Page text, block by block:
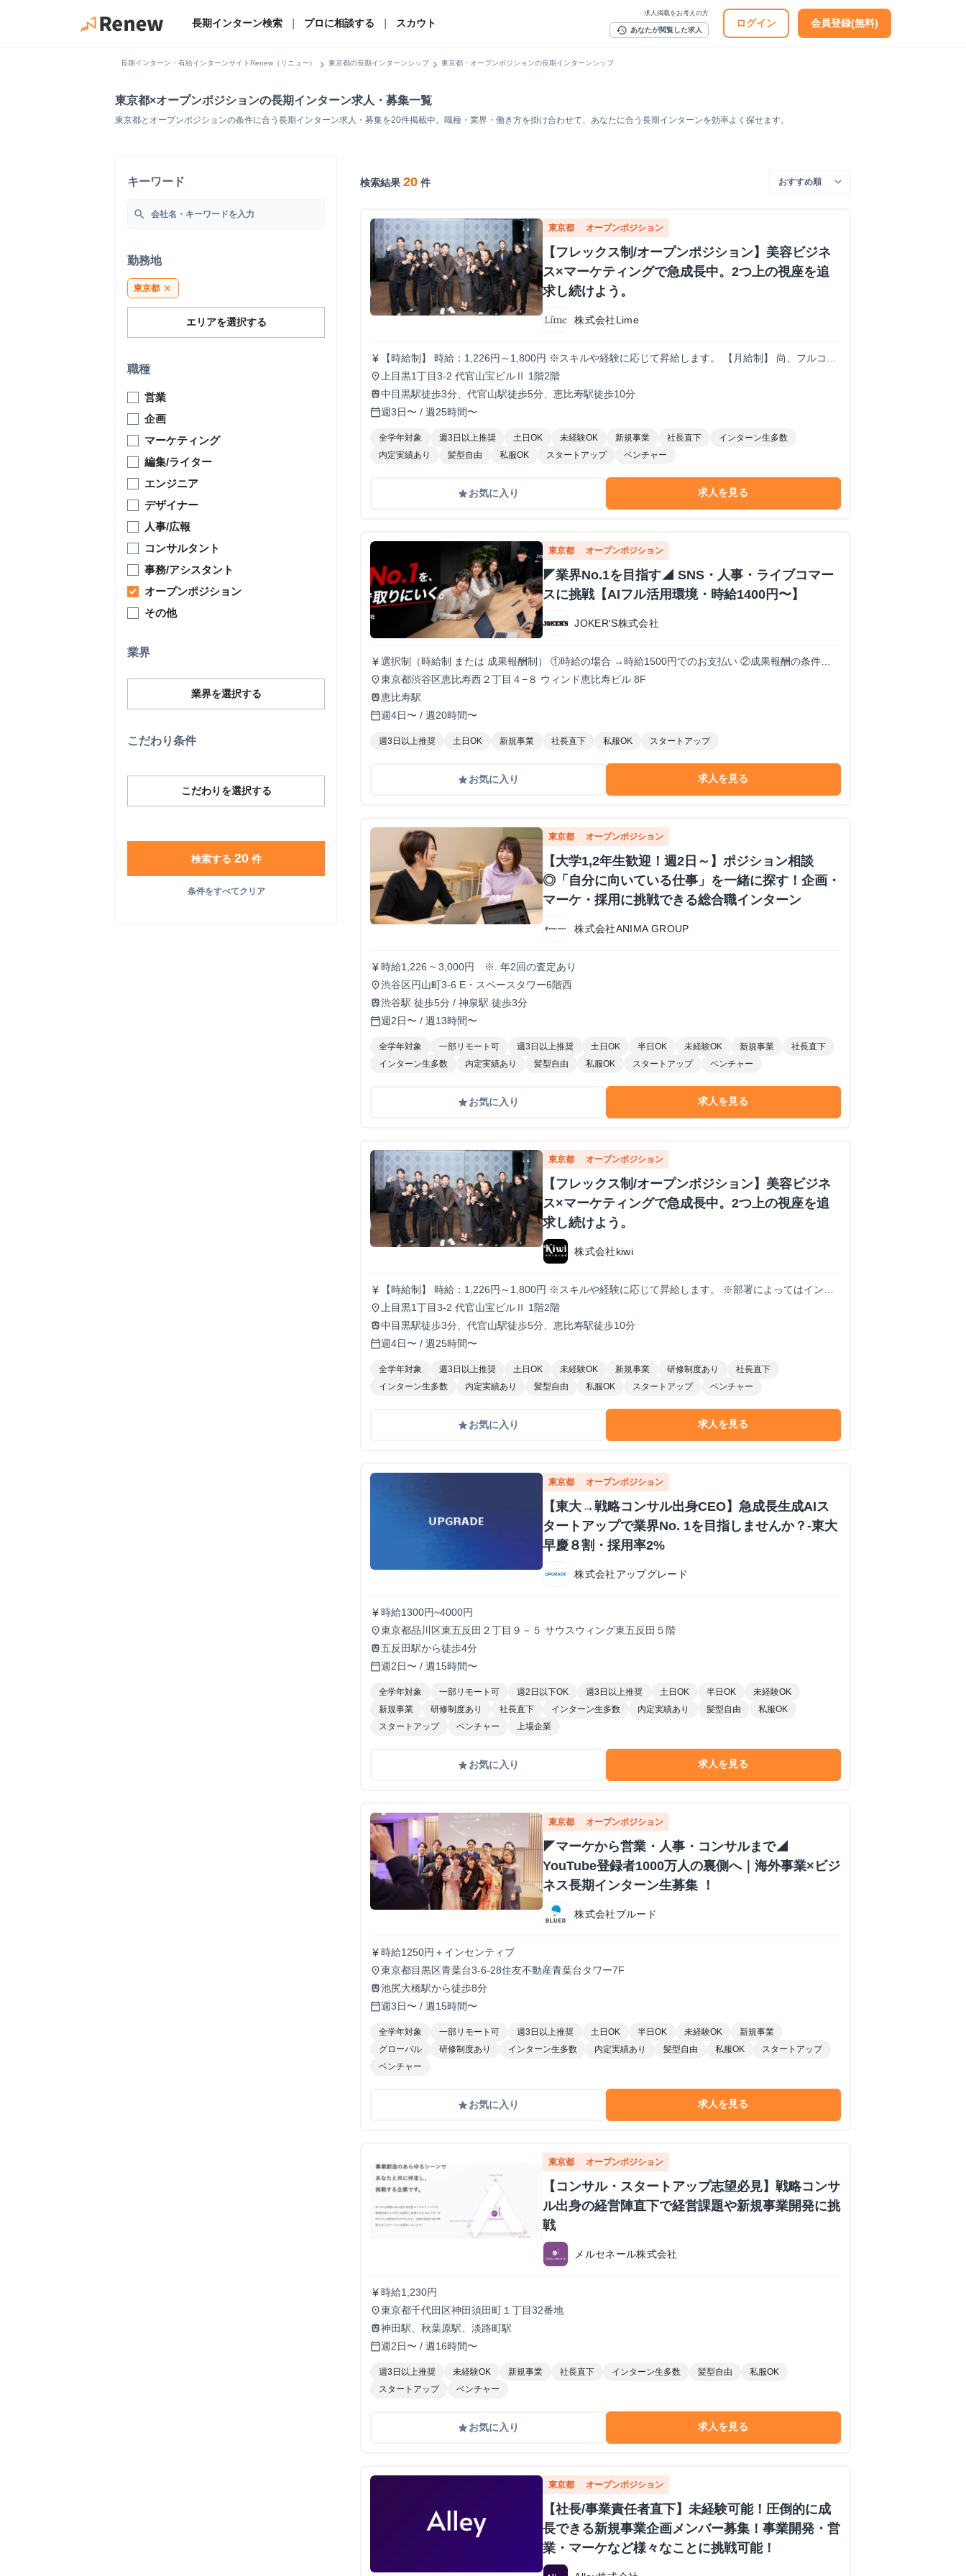
長期インターン検索 プロに相談する スカウト
求人掲載をお考えの方
history あなたが閲覧した求人
ログイン 会員登録(無料)
長期インターン・有給インターンサイトRenew（リニュー） chevron_right 東京都の長期インターンシップchevron_right 東京都・オープンポジションの長期インターンシップ
東京都×オープンポジションの長期インターン求人・募集一覧
東京都とオープンポジションの条件に合う長期インターン求人・募集を20件掲載中。職種・業界・働き方を掛け合わせて、あなたに合う長期インターンを効率よく探せます。
キーワード
search
勤務地
東京都 close
エリアを選択する
職種
営業
企画
マーケティング
編集/ライター
エンジニア
デザイナー
人事/広報
コンサルタント
事務/アシスタント
オープンポジション
その他
業界
業界を選択する
こだわり条件
こだわりを選択する
検索する 20件
条件をすべてクリア
検索結果20 件
東京都 オープンポジション
【フレックス制/オープンポジション】美容ビジネ
ス×マーケティングで急成長中。2つ上の視座を追
求し続けよう。
株式会社Lime
currency_yen
【時給制】 時給：1,226円～1,800円 ※スキルや経験に応じて昇給します。 【月給制】 尚、フルコミ
ットできる方は月給制もご用意しております。 月給: 230,000円〜 ※毎月行う評価面談により毎月昇
給の可能性あり ※年間の昇給平均額80,000円 <モデル月収> 260,000円 /入社6ヶ月 330,000円 /入
社1年 400,000円 /入社1年半 500,000円 /入社2年
place 上目黒1丁目3-2 代官山宝ビルⅡ 1階2階
train中目黒駅徒歩3分、代官山駅徒歩5分、恵比寿駅徒歩10分
calendar_today週3日〜 / 週25時間〜
全学年対象 週3日以上推奨 土日OK 未経験OK 新規事業 社長直下
インターン生多数
内定実績あり
髪型自由 私服OK スタートアップ ベンチャー
gradeお気に入り 求人を見る
東京都 オープンポジション
◤業界No.1を目指す◢ SNS・人事・ライブコマー
スに挑戦【AIフル活用環境・時給1400円〜】
JOKER'S株式会社
currency_yen選択制（時給制 または 成果報酬制） ①時給の場合 →時給1500円でのお支払い ②成果報酬の条件・
単価 → 粗利に対する報酬率での支給
place東京都渋谷区恵比寿西２丁目４−８ ウィンド恵比寿ビル 8F
train恵比寿駅
calendar_today週4日〜 / 週20時間〜
週3日以上推奨 土日OK 新規事業 社長直下 私服OK スタートアップ
gradeお気に入り 求人を見る
東京都 オープンポジション
【大学1,2年生歓迎！週2日～】ポジション相談
◎「自分に向いている仕事」を一緒に探す！企画・
マーケ・採用に挑戦できる総合職インターン
株式会社ANIMA GROUP
currency_yen時給1,226 ~ 3,000円 ※. 年2回の査定あり
place渋谷区円山町3-6 E・スペースタワー6階西
train渋谷駅 徒歩5分 / 神泉駅 徒歩3分
calendar_today週2日〜 / 週13時間〜
全学年対象 一部リモート可 週3日以上推奨 土日OK 半日OK 未経験OK 新規事業
社長直下
インターン生多数
内定実績あり 髪型自由 私服OK スタートアップ ベンチャー
gradeお気に入り 求人を見る
東京都 オープンポジション
【フレックス制/オープンポジション】美容ビジネ
ス×マーケティングで急成長中。2つ上の視座を追
求し続けよう。
株式会社kiwi
currency_yen
【時給制】 時給：1,226円～1,800円 ※スキルや経験に応じて昇給します。 ※部署によってはインセ
ンティブ制度あり 【月給制】 尚、フルコミットできる方は月給制もご用意しております。 月給:
230,000円〜 ※毎月行う評価面談により毎月昇給の可能性あり ※年間の昇給平均額80,000円 <モデル
月収> 260,000円 /入社6ヶ月 330,000円 /入社1年 400,000円 /入社1年半 500,000円 /入社2年
place 上目黒1丁目3-2 代官山宝ビルⅡ 1階2階
train中目黒駅徒歩3分、代官山駅徒歩5分、恵比寿駅徒歩10分
calendar_today週4日〜 / 週25時間〜
全学年対象 週3日以上推奨 土日OK 未経験OK 新規事業 研修制度あり
社長直下
インターン生多数
内定実績あり 髪型自由 私服OK スタートアップ ベンチャー
gradeお気に入り 求人を見る
東京都 オープンポジション
【東大→戦略コンサル出身CEO】急成長生成AIス
タートアップで業界No. 1を目指しませんか？-東大
早慶８割・採用率2%
株式会社アップグレード
currency_yen時給1300円~4000円
place東京都品川区東五反田２丁目９－５ サウスウィング東五反田５階
train 五反田駅から徒歩4分
calendar_today週2日〜 / 週15時間〜
全学年対象 一部リモート可 週2日以下OK 週3日以上推奨 土日OK 半日OK
未経験OK
新規事業
研修制度あり 社長直下 インターン生多数 内定実績あり 髪型自由
私服OK
スタートアップ
ベンチャー 上場企業
gradeお気に入り 求人を見る
東京都 オープンポジション
◤マーケから営業・人事・コンサルまで◢
YouTube登録者1000万人の裏側へ｜海外事業×ビジ
ネス長期インターン生募集 ！
株式会社ブルード
currency_yen時給1250円＋インセンティブ
place東京都目黒区青葉台3-6-28住友不動産青葉台タワー7F
train池尻大橋駅から徒歩8分
calendar_today週3日〜 / 週15時間〜
全学年対象 一部リモート可 週3日以上推奨 土日OK 半日OK 未経験OK
新規事業
グローバル
研修制度あり インターン生多数 内定実績あり 髪型自由 私服OK
スタートアップ
ベンチャー
gradeお気に入り 求人を見る
東京都 オープンポジション
【コンサル・スタートアップ志望必見】戦略コンサ
ル出身の経営陣直下で経営課題や新規事業開発に挑
戦
メルセネール株式会社
currency_yen時給1,230円
place東京都千代田区神田須田町１丁目32番地
train神田駅、秋葉原駅、淡路町駅
calendar_today週2日〜 / 週16時間〜
週3日以上推奨 未経験OK 新規事業 社長直下 インターン生多数 髪型自由
私服OK
スタートアップ
ベンチャー
gradeお気に入り 求人を見る
東京都 オープンポジション
【社長/事業責任者直下】未経験可能！圧倒的に成
長できる新規事業企画メンバー募集！事業開発・営
業・マーケなど様々なことに挑戦可能！